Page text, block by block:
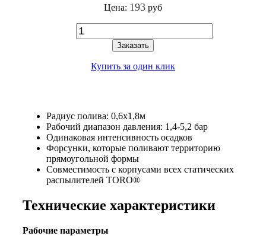
Цена: 193 руб
Заказать
Купить за один клик
Радиус полива: 0,6х1,8м
Рабочий диапазон давления: 1,4-5,2 бар
Одинаковая интенсивность осадков
Форсунки, которые поливают территорию
прямоугольной формы
Совместимость с корпусами всех статических
распылителей TORO®
Технические характеристики
Рабочие параметры